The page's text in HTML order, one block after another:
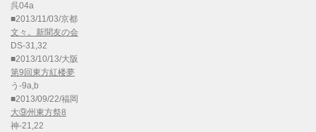
呉04a
■2013/11/03/京都
文々。新聞友の会
DS-31,32
■2013/10/13/大阪
第9回東方紅楼夢
う-9a,b
■2013/09/22/福岡
大⑨州東方祭8
神-21,22